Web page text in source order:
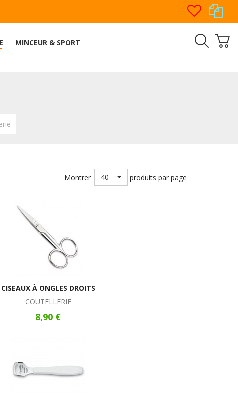
MINCEUR & SPORT
Montrer 40 produits par page
CISEAUX À ONGLES DROITS
COUTELLERIE
8,90 €